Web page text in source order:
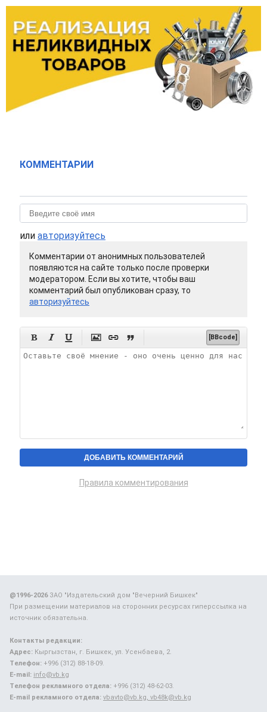
КОММЕНТАРИИ
или авторизуйтесь
Комментарии от анонимных пользователей
появляются на сайте только после проверки
модератором. Если вы хотите, чтобы ваш
комментарий был опубликован сразу, то
авторизуйтесь
      [BBcode]
Правила комментирования
@1996-2026ЗАО "Издательский дом "Вечерний Бишкек"
При размещении материалов на сторонних ресурсах гиперссылка на
источник обязательна.
Контакты редакции:
Адрес: Кыргызстан, г. Бишкек, ул. Усенбаева, 2.
Телефон: +996 (312) 88-18-09.
E-mail: info@vb.kg
Телефон рекламного отдела: +996 (312) 48-62-03.
E-mail рекламного отдела: vbavto@vb.kg, vb48k@vb.kg